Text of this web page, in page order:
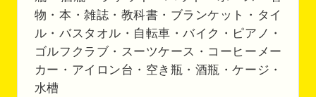
物・本・雑誌・教科書・ブランケット・タイ
ル・バスタオル・自転車・バイク・ピアノ・
ゴルフクラブ・スーツケース・コーヒーメー
カー・アイロン台・空き瓶・酒瓶・ケージ・
水槽